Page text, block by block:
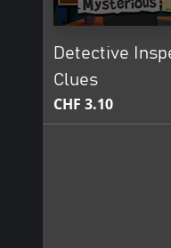
Detective
Clues
CHF 3.10